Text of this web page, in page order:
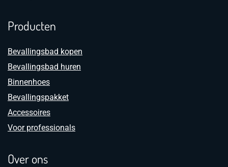
Producten
Bevallingsbad kopen
Bevallingsbad huren
Binnenhoes
Bevallingspakket
Accessoires
Voor professionals
Over ons